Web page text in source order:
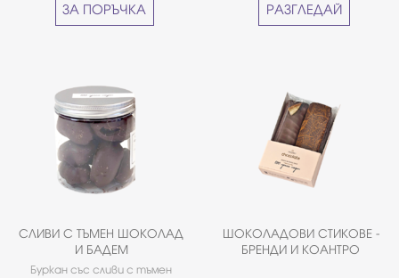
ЗА ПОРЪЧКА РАЗГЛЕДАЙ
СЛИВИ С ТЪМЕН ШОКОЛАД
И БАДЕМ
Буркан със сливи с тъмен
ШОКОЛАДОВИ СТИКОВЕ -
БРЕНДИ И КОАНТРО